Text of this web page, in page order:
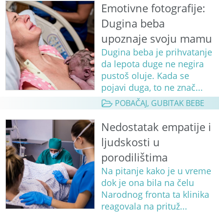
Emotivne fotografije:
Dugina beba
upoznaje svoju mamu
Dugina beba je prihvatanje
da lepota duge ne negira
pustoš oluje. Kada se
pojavi duga, to ne znač...
POBAČAJ, GUBITAK BEBE
Nedostatak empatije i
ljudskosti u
porodilištima
Na pitanje kako je u vreme
dok je ona bila na čelu
Narodnog fronta ta klinika
reagovala na prituž...